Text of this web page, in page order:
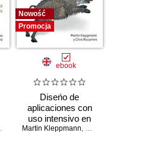
,Pedro Esmeriz
Nowość
Promocja
ebook
Diseńo de
aplicaciones con
uso intensivo en
datos (Spanish
Martin Kleppmann, Chris Riccomini